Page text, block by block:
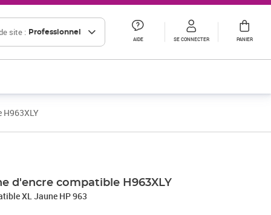
site : Professionnel
AIDE SE CONNECTER PANIER
H963XLY
d'encre compatible H963XLY
XL Jaune HP 963